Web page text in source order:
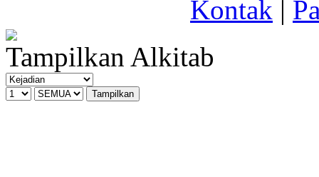
Kontak |
Tampilkan Alkitab